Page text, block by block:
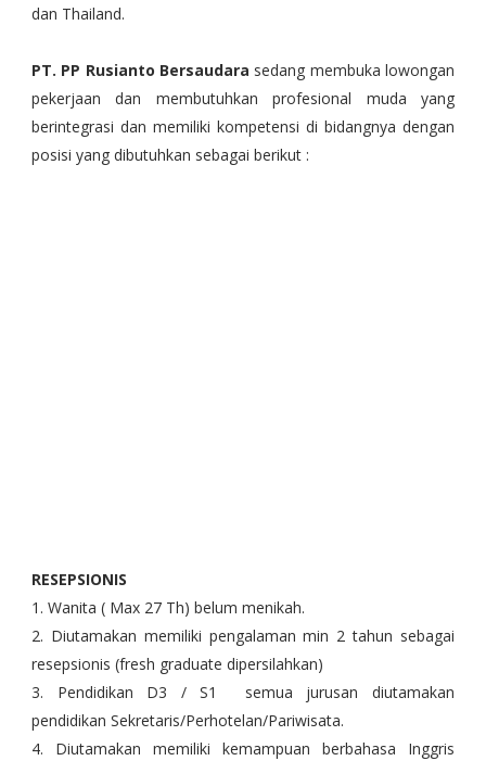
dan Thailand.
PT. PP Rusianto Bersaudara sedang membuka lowongan
pekerjaan dan membutuhkan profesional muda yang
berintegrasi dan memiliki kompetensi di bidangnya dengan
posisi yang dibutuhkan sebagai berikut :
RESEPSIONIS
1. Wanita ( Max 27 Th) belum menikah.
2. Diutamakan memiliki pengalaman min 2 tahun sebagai
resepsionis (fresh graduate dipersilahkan)
3. Pendidikan D3 / S1 semua jurusan diutamakan
pendidikan Sekretaris/Perhotelan/Pariwisata.
4. Diutamakan memiliki kemampuan berbahasa Inggris